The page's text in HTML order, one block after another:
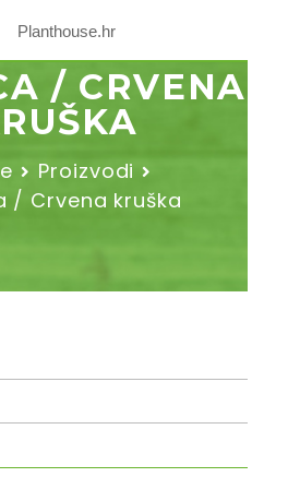
Planthouse.hr
/ CRVENA
Proizvodi
/ Crvena kruška